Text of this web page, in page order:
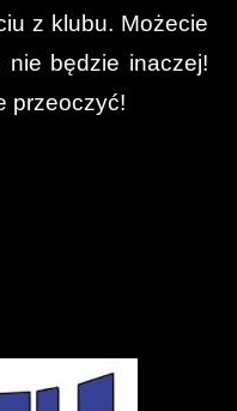
z klubu. Możecie
nie będzie inaczej!
przeoczyć!